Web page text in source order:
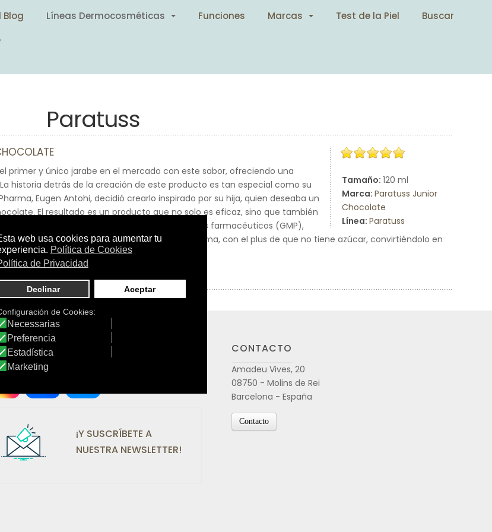
Blog Líneas Dermocosméticas Funciones Marcas Test de la Piel
Buscar
Paratuss
Tamaño: 120 ml
Marca: Paratuss Junior
Chocolate
Línea: Paratuss
primer y único jarabe en el mercado con este sabor, ofreciendo una
historia detrás de la creación de este producto es tan especial como su
Eugen Antohi, decidió crearlo inspirado por su hija, quien deseaba un
El resultado es un producto que no solo es eficaz, sino que también
y niños. Elaborado bajo rigurosos estándares farmacéuticos (GMP),
la máxima calidad y seguridad en cada toma, con el plus de que no tiene azúcar, convirtiéndolo en
la garganta.
EN REDES!
¡Y SUSCRÍBETE A
NUESTRA NEWSLETTER!
CONTACTO
Amadeu Vives, 20
08750 - Molins de Rei
Barcelona - España
Contacto